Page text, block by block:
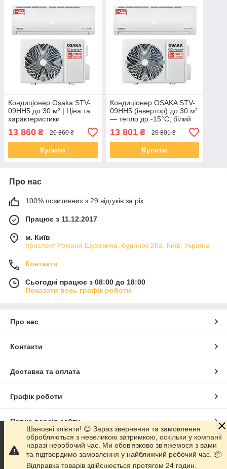
Кондиціонер Osaka STV-
09HH5 до 30 м² | Ціна та
характеристики
13 860 ₴ 20 860 ₴
Купити
Кондиціонер OSAKA STV-
09HH5 (інвертор) до 30 м²
— тепло до -15°C, білий
13 801₴ 20 801 ₴
Купити
Про нас
100% позитивних з 29 відгуків за рік
Працює з 11.12.2017
м. Київ
проспект Романа Шухевича, будинок 28а, Київ, Україна
Контакти
Сьогодні працює з 08:00 до 18:00
Показати весь графік роботи
Про нас
Контакти
Доставка та оплата
Графік роботи
Повна версія сайту
Сайт створено на маркетплейсіProm.ua
Шановні клієнти! 😊 Зараз звернення та замовлення
обробляються з невеликою затримкою, оскільки у компанії
наразі неробочий час. Ми обов’язково зв’яжемося з вами
та підтвердимо замовлення у найближчий робочий час. 📦
Відправка товарів здійснюється протягом 24 годин.